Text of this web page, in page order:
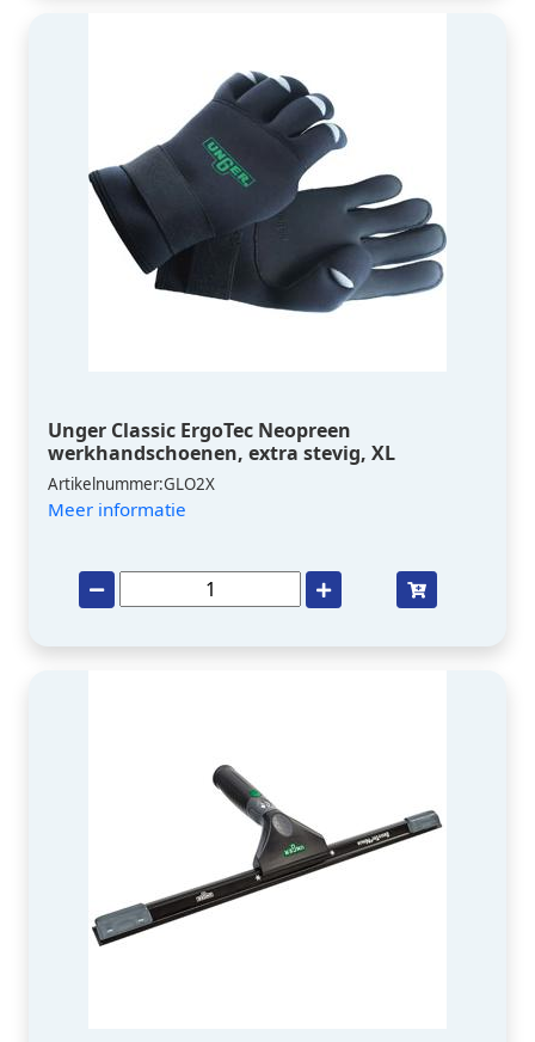
Unger Classic ErgoTec Neopreen
werkhandschoenen, extra stevig, XL
Artikelnummer:GLO2X
Meer informatie